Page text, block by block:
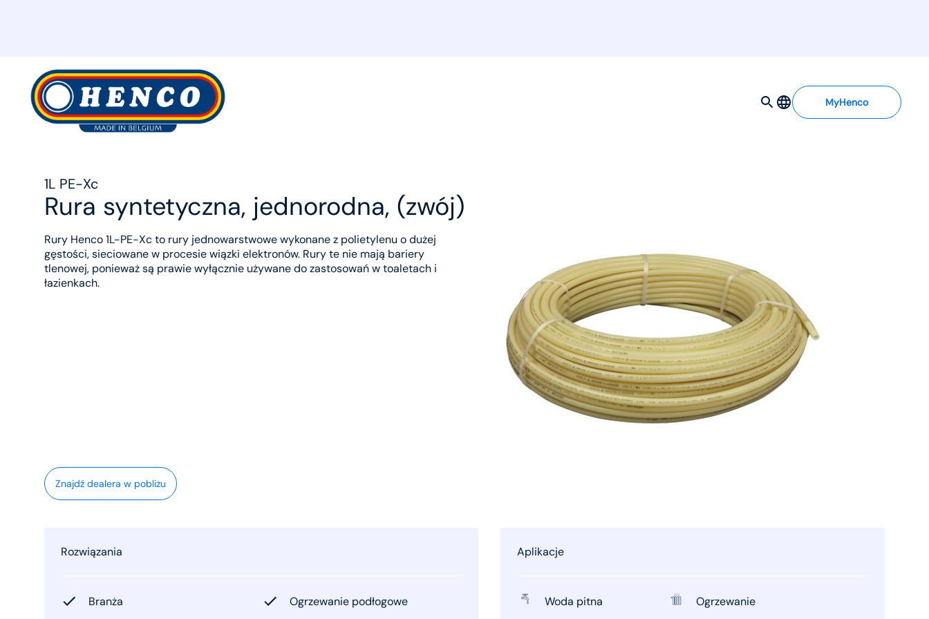
MyHenco
1L PE-Xc
Rura syntetyczna, jednorodna, (zwój)
Rury Henco 1L-PE-Xc to rury jednowarstwowe wykonane z polietylenu o dużej
gęstości, sieciowane w procesie wiązki elektronów. Rury te nie mają bariery
tlenowej, ponieważ są prawie wyłącznie używane do zastosowań w toaletach i
łazienkach.
Znajdź dealera w pobliżu
Rozwiązania
Branża Ogrzewanie podłogowe
Aplikacje
Woda pitna Ogrzewanie